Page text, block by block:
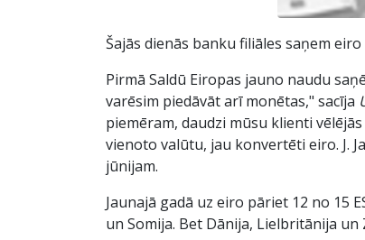
Šajās dienās banku filiāles saņem
Pirmā Saldū Eiropas jauno naudu
varēsim piedāvāt arī monētas," sacīja
piemēram, daudzi mūsu klienti
vienoto valūtu, jau konvertēti eiro. J.
jūnijam.
Jaunajā gadā uz eiro pāriet 12 no 15
un Somija. Bet Dānija, Lielbritānija